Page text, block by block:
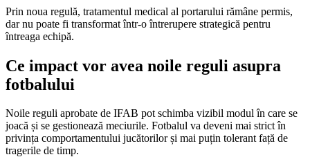
Prin noua regulă, tratamentul medical al portarului rămâne permis,
dar nu poate fi transformat într-o întrerupere strategică pentru
întreaga echipă.
Ce impact vor avea noile reguli asupra
fotbalului
Noile reguli aprobate de IFAB pot schimba vizibil modul în care se
joacă și se gestionează meciurile. Fotbalul va deveni mai strict în
privința comportamentului jucătorilor și mai puțin tolerant față de
tragerile de timp.